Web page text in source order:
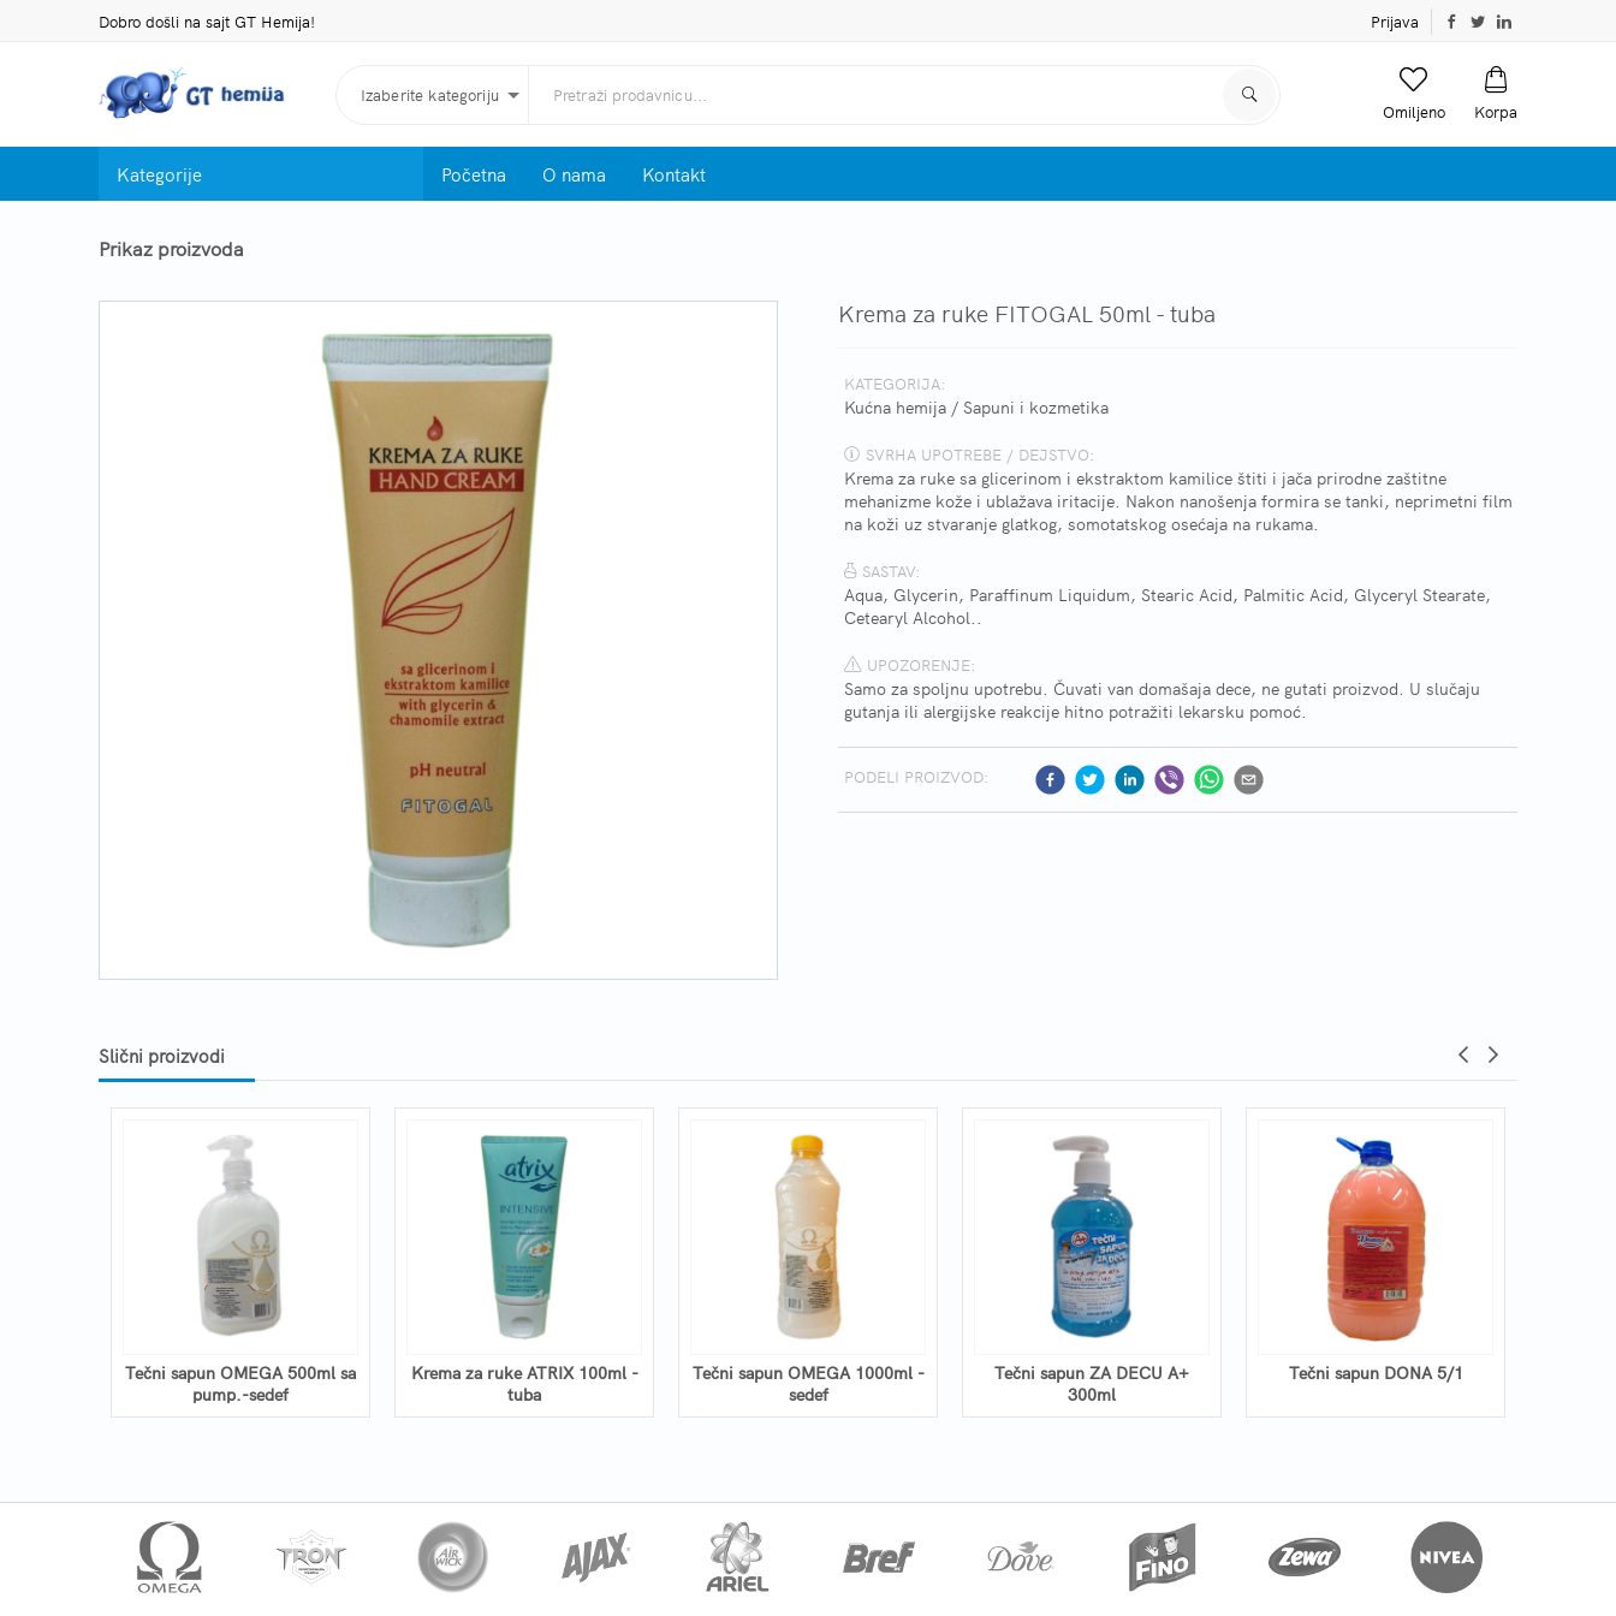
Dobro došli na sajt GT Hemija! Prijava
Izaberite kategoriju
Omiljeno Korpa
Kategorije Početna O nama Kontakt
Prikaz proizvoda
Krema za ruke FITOGAL 50ml - tuba
KATEGORIJA:
Kućna hemija / Sapuni i kozmetika
SVRHA UPOTREBE / DEJSTVO:
Krema za ruke sa glicerinom i ekstraktom kamilice štiti i jača prirodne zaštitne
mehanizme kože i ublažava iritacije. Nakon nanošenja formira se tanki, neprimetni film
na koži uz stvaranje glatkog, somotatskog osećaja na rukama.
SASTAV:
Aqua, Glycerin, Paraffinum Liquidum, Stearic Acid, Palmitic Acid, Glyceryl Stearate,
Cetearyl Alcohol..
UPOZORENJE:
Samo za spoljnu upotrebu. Čuvati van domašaja dece, ne gutati proizvod. U slučaju
gutanja ili alergijske reakcije hitno potražiti lekarsku pomoć.
PODELI PROIZVOD:
Slični proizvodi
Tečni sapun OMEGA 500ml sa
pump.-sedef
Krema za ruke ATRIX 100ml -
tuba
Tečni sapun OMEGA 1000ml -
sedef
Tečni sapun ZA DECU A+
300ml
Tečni sapun DONA 5/1